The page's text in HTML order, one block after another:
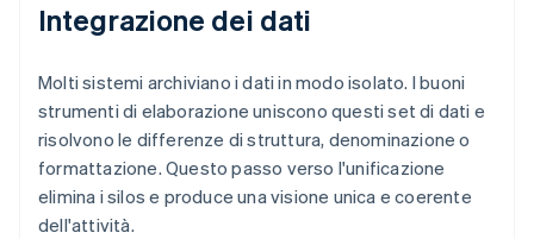
Integrazione dei dati
Molti sistemi archiviano i dati in modo isolato. I buoni
strumenti di elaborazione uniscono questi set di dati e
risolvono le differenze di struttura, denominazione o
formattazione. Questo passo verso l'unificazione
elimina i silos e produce una visione unica e coerente
dell'attività.